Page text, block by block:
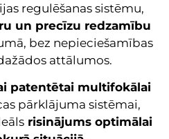
regulēšanas sistēmu,
un precīzu redzamību
bez nepieciešamības
attālumos.
patentētai multifokālai
pārklājuma sistēmai,
risinājums optimālai